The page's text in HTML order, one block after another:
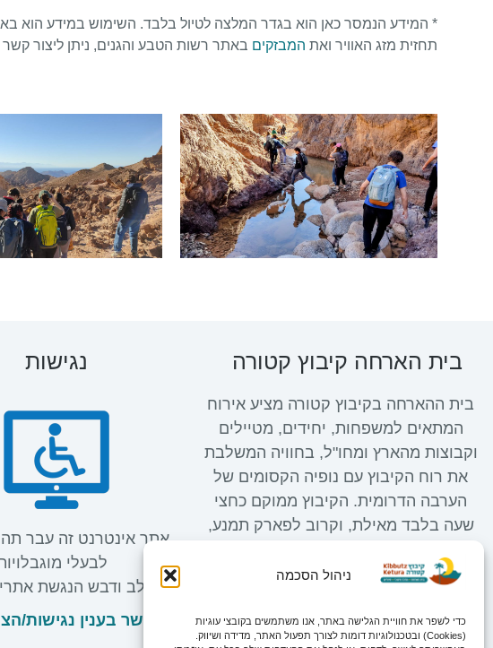
ניהול הסכמה
כדי לשפר את חוויית הגלישה באתר, אנו משתמשים בקובצי עוגיות
(Cookies) ובטכנולוגיות דומות לצורך תפעול האתר, מדידה ושיווק.
* המידע הנמסר כאן הוא בגדר המלצה לטיול בלבד. השימוש במידע הוא
תחזית מזג האוויר ואת המבזקים באתר רשות הטבע והגנים, ניתן ליצור קשר עם
בית הארחה קיבוץ קטורה
בית ההארחה בקיבוץ קטורה מציע אירוח
המתאים למשפחות, יחידים, מטיילים
וקבוצות מהארץ ומחו"ל, בחוויה המשלבת
את רוח הקיבוץ עם נופיה הקסומים של
הערבה הדרומית. הקיבוץ ממוקם כחצי
שעה בלבד מאילת, וקרוב לפארק תמנע,
המתאימים לכל המשפחה בשמורות הרי
נגישות
אתר אינטרנט זה עבר
לבעלי
חלב ודבש הנגשת
צרו קשר בענין נגישות/